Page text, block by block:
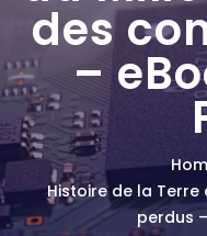
des
–
Histoire de la Terre
perdus –